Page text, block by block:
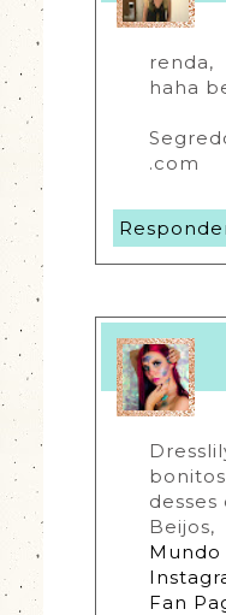
renda,
haha
.com
desses
Beijos,
Mundo
Fan